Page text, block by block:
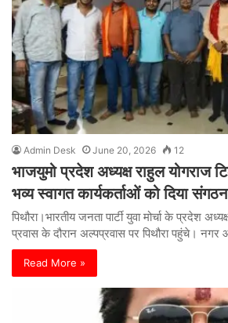
Admin Desk June 20, 2026 12
भाजयुमो प्रदेश अध्यक्ष राहुल योगराज
भव्य स्वागत कार्यकर्ताओं को दिया
पिथौरा।भारतीय जनता पार्टी युवा मोर्चा के प्रदेश
प्रवास के दौरान अल्पप्रवास पर पिथौरा पहुंचे।
Read More »